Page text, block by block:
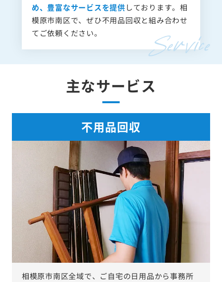
め、豊富なサービスを提供しております。相
模原市南区で、ぜひ不用品回収と組み合わせ
てご依頼ください。
主なサービス
不用品回収
相模原市南区全域で、ご自宅の日用品から事務所